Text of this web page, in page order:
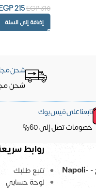
EGP310
215
إضافة إلى السلة
شحن
شحن
تابعنا على فيس بوك
خصومات تصل إلى 60%
ورق حائط 5 متر مربع - Napoli-
روابط
تتبع طلبك
لوحة حسابي